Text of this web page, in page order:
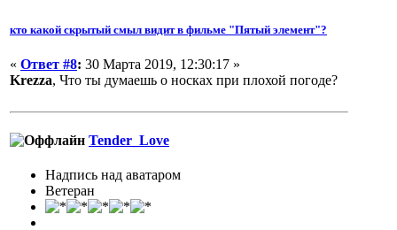
кто какой скрытый смыл видит в фильме "Пятый элемент"?
« Ответ #8: 30 Марта 2019, 12:30:17 »
Krezza, Что ты думаешь о носках при плохой погоде?
Tender_Love
Надпись над аватаром
Ветеран